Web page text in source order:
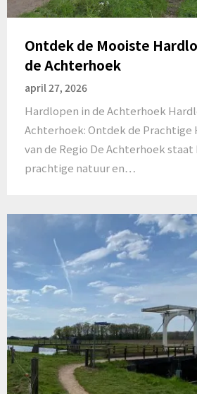
Ontdek de Mooiste
de Achterhoek
april 27, 2026
Hardlopen in de Achterhoek
Achterhoek: Ontdek de
van de Regio De Achterhoek
prachtige natuur en…